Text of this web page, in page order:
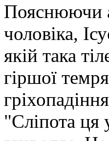
Пояснюючи
чоловіка,
якій така
гіршої
"Сліпота ця